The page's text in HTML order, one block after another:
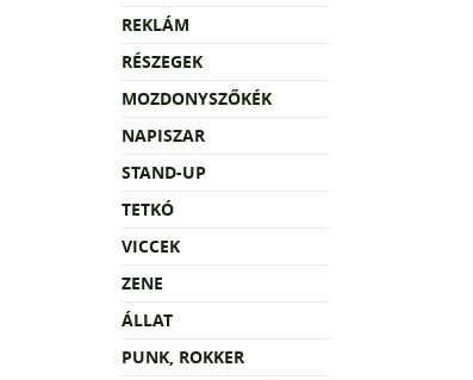
REKLÁM
RÉSZEGEK
MOZDONYSZŐKÉK
NAPISZAR
STAND-UP
TETKÓ
VICCEK
ZENE
ÁLLAT
PUNK, ROKKER